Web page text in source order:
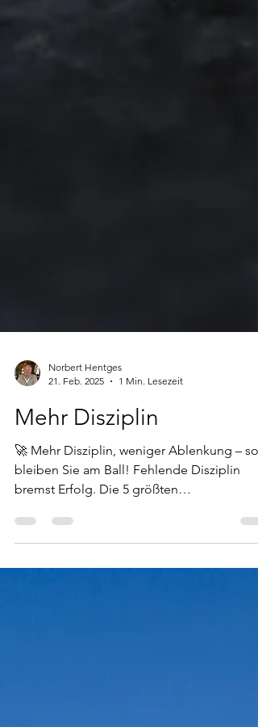
21. Feb. 2025
1 Min. Lesezeit
Mehr Disziplin
🚀 Mehr Disziplin, weniger Ablenkung – so
bremst Erfolg. Die 5 größten
Herausforderungen für...